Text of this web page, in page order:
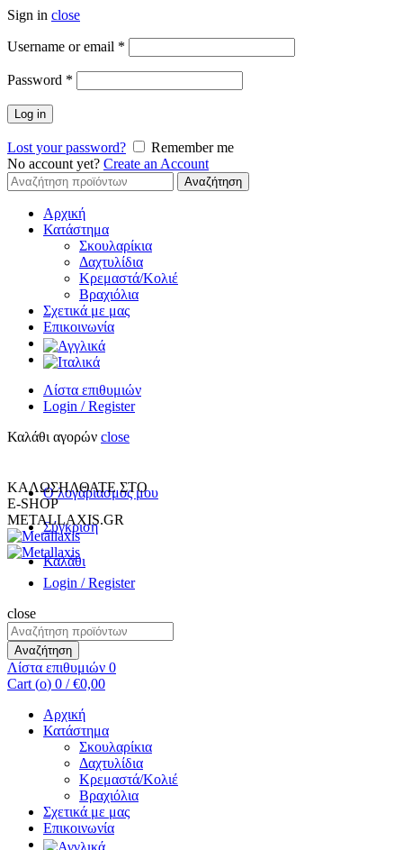
Sign in close
Username or email *
Password *
Log in
Lost your password?
Remember me
No account yet? Create an Account
Αναζήτηση
για:
Αναζήτηση
Αρχική
Κατάστημα
Σκουλαρίκια
Δαχτυλίδια
Κρεμαστά/Κολιέ
Βραχιόλια
Σχετικά με μας
Επικοινωνία
Λίστα επιθυμιών
Login / Register
Καλάθι αγορών close
Ο λογαριασμος μου
Σύγκριση
Καλάθι
ΚΑΛΩΣΗΛΘΑΤΕ ΣΤΟ
E-SHOP
METALLAXIS.GR
Login / Register
close
Αναζήτηση
για:
Αναζήτηση
Λίστα επιθυμιών 0
Cart (o) 0 / €0,00
Αρχική
Κατάστημα
Σκουλαρίκια
Δαχτυλίδια
Κρεμαστά/Κολιέ
Βραχιόλια
Σχετικά με μας
Επικοινωνία